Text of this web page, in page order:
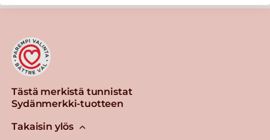
Tästä merkistä tunnistat
Sydänmerkki-tuotteen
Takaisin ylös